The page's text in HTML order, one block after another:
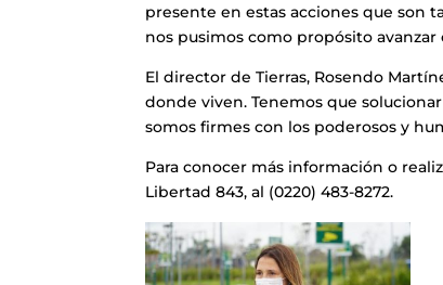
presente en estas acciones que son
nos pusimos como propósito
El director de Tierras, Rosendo
donde viven. Tenemos que
somos firmes con los poderosos y
Para conocer más información o
Libertad 843, al (0220) 483-8272.